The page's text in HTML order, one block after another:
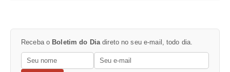
Receba o Boletim do Diadireto no seu e-mail, todo dia.